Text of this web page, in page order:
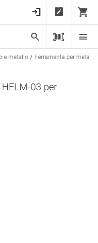
e metallo Ferramenta per
03 per